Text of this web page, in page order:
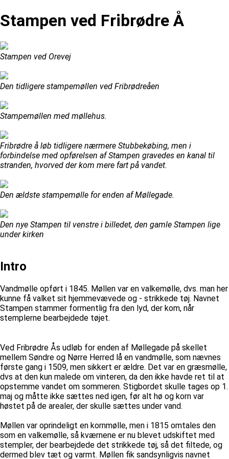
Stampen ved Fribrødre Å
Stampen ved Orevej
Den tidligere stampemøllen ved Fribrødreåen
Stampemøllen med møllehus.
Fribrødre å løb tidligere nærmere Stubbekøbing, men i
forbindelse med opførelsen af Stampen gravedes en kanal til
stranden, hvorved der kom mere fart på vandet.
Den ældste stampemølle for enden af Møllegade.
Den nye Stampen til venstre i billedet, den gamle Stampen lige
under kirken
Intro
Vandmølle opført i 1845. Møllen var en valkemølle, dvs. man her
kunne få valket sit hjemmevævede og - strikkede tøj. Navnet
Stampen stammer formentlig fra den lyd, der kom, når
stemplerne bearbejdede tøjet.
Ved Fribrødre Ås udløb for enden af Møllegade på skellet
mellem Søndre og Nørre Herred lå en vandmølle, som nævnes
første gang i 1509, men sikkert er ældre. Det var en græsmølle,
dvs at den kun malede om vinteren, da den ikke havde ret til at
opstemme vandet om sommeren. Stigbordet skulle tages op 1.
maj og måtte ikke sættes ned igen, før alt hø og korn var
høstet på de arealer, der skulle sættes under vand.
Møllen var oprindeligt en kornmølle, men i 1815 omtales den
som en valkemølle, så kværnene er nu blevet udskiftet med
stempler, der bearbejdede det strikkede tøj, så det filtede, og
dermed blev tæt og varmt. Møllen fik sandsynligvis navnet